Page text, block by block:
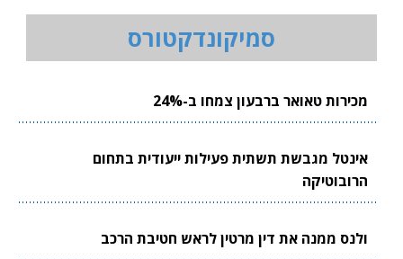
סמיקונדקטורס
מכירות טאואר ברבעון צמחו ב-24%
אינטל מגבשת תשתית פעילות ייעודית בתחום
הרובוטיקה
ולנס ממנה את דין מרטין לראש חטיבת הרכב